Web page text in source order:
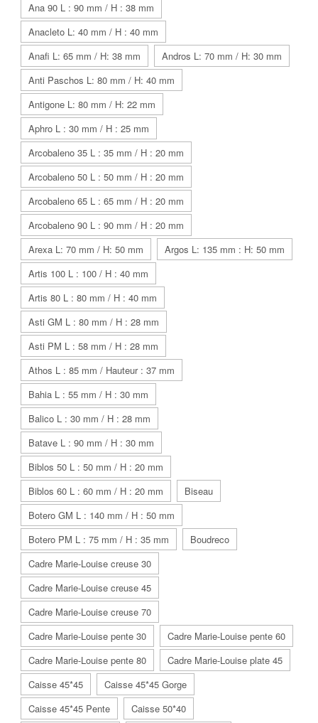
Ana 90 L : 90 mm / H : 38 mm
Anacleto L: 40 mm / H : 40 mm
Anafi L: 65 mm / H: 38 mm
Andros L: 70 mm / H: 30 mm
Anti Paschos L: 80 mm / H: 40 mm
Antigone L: 80 mm / H: 22 mm
Aphro L : 30 mm / H : 25 mm
Arcobaleno 35 L : 35 mm / H : 20 mm
Arcobaleno 50 L : 50 mm / H : 20 mm
Arcobaleno 65 L : 65 mm / H : 20 mm
Arcobaleno 90 L : 90 mm / H : 20 mm
Arexa L: 70 mm / H: 50 mm
Argos L: 135 mm : H: 50 mm
Artis 100 L : 100 / H : 40 mm
Artis 80 L : 80 mm / H : 40 mm
Asti GM L : 80 mm / H : 28 mm
Asti PM L : 58 mm / H : 28 mm
Athos L : 85 mm / Hauteur : 37 mm
Bahia L : 55 mm / H : 30 mm
Balico L : 30 mm / H : 28 mm
Batave L : 90 mm / H : 30 mm
Biblos 50 L : 50 mm / H : 20 mm
Biblos 60 L : 60 mm / H : 20 mm
Biseau
Botero GM L : 140 mm / H : 50 mm
Botero PM L : 75 mm / H : 35 mm
Boudreco
Cadre Marie-Louise creuse 30
Cadre Marie-Louise creuse 45
Cadre Marie-Louise creuse 70
Cadre Marie-Louise pente 30
Cadre Marie-Louise pente 60
Cadre Marie-Louise pente 80
Cadre Marie-Louise plate 45
Caisse 45*45
Caisse 45*45 Gorge
Caisse 45*45 Pente
Caisse 50*40